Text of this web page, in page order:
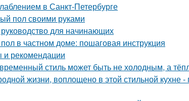
в Санкт-Петербурге
пол своими руками
для начинающих
в частном доме: пошаговая инструкция
и рекомендации
стиль может быть не холодным, а
жизни, воплощено в этой стильной кухне -